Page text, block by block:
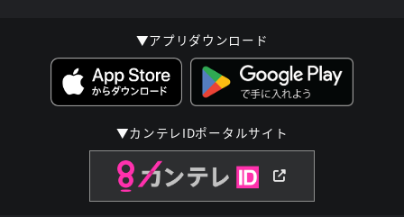
▼アプリダウンロード
▼カンテレIDポータルサイト